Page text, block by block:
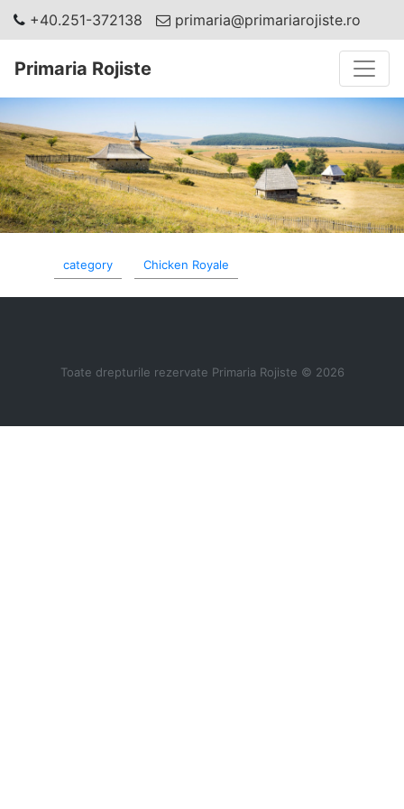
+40.251-372138 primaria@primariarojiste.ro
Primaria Rojiste
category Chicken Royale
Toate drepturile rezervate Primaria Rojiste © 2026